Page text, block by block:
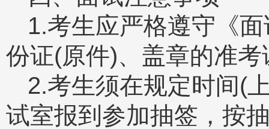
1.考生应严格遵守《
份证(原件)、盖章的准
2.考生须在规定时间(
试室报到参加抽签，按